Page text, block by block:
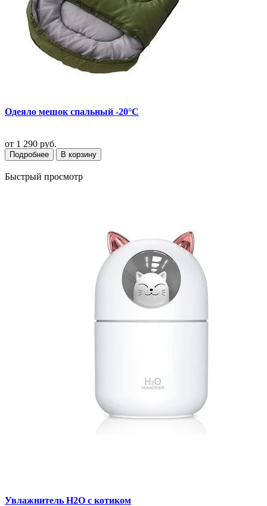
Одеяло мешок спальный -20°C
от 1 290 руб.
Подробнее В корзину
Быстрый просмотр
Увлажнитель H2O с котиком